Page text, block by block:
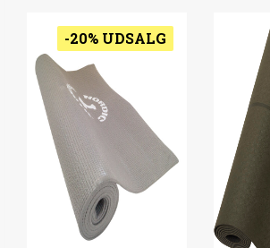
-20% UDSALG